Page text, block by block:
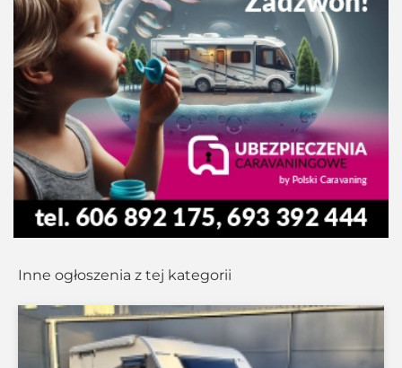
Inne ogłoszenia z tej kategorii